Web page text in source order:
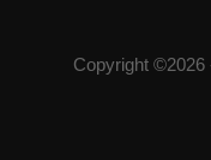
Copyright ©2026